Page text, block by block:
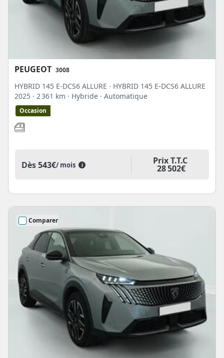
PEUGEOT 3008
HYBRID 145 E-DCS6 ALLURE · HYBRID 145 E-DCS6 ALLURE
2025 · 2 361 km · Hybride · Automatique
Occasion
Dès543€/ mois i Prix T.T.C
28 502€
Comparer